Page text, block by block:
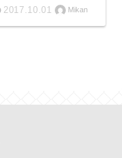
2017.10.01 Mikan